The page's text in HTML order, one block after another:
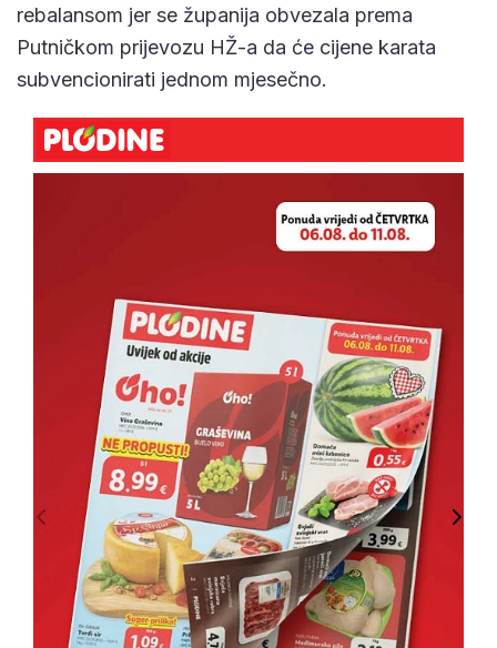
rebalansom jer se županija obvezala prema
Putničkom prijevozu HŽ-a da će cijene karata
subvencionirati jednom mjesečno.